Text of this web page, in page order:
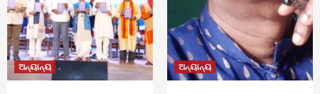
ଅନ୍ୟାନ୍ୟ ଅନ୍ୟାନ୍ୟ